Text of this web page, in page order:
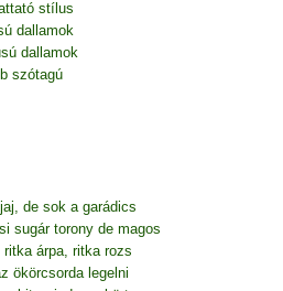
stílus
dallamok
dallamok
szótagú
de sok a garádics
sugár torony de magos
ritka árpa, ritka rozs
ökörcsorda legelni